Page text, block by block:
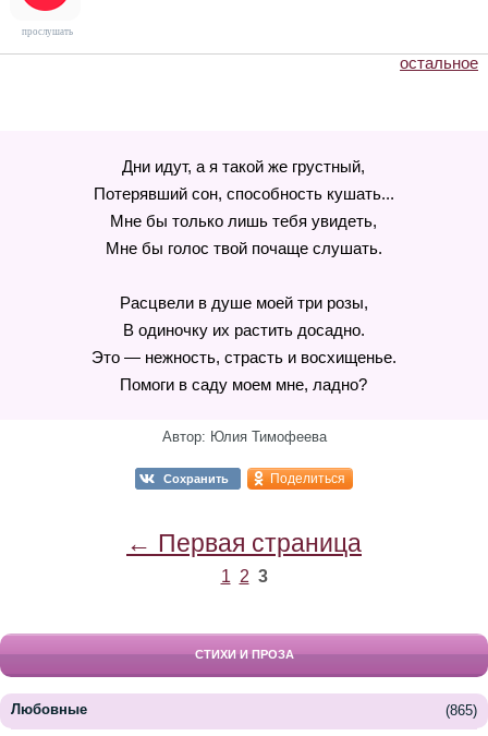
прослушать
остальное
Дни идут, а я такой же грустный,
Потерявший сон, способность кушать...
Мне бы только лишь тебя увидеть,
Мне бы голос твой почаще слушать.
Расцвели в душе моей три розы,
В одиночку их растить досадно.
Это — нежность, страсть и восхищенье.
Помоги в саду моем мне, ладно?
Автор: Юлия Тимофеева
Сохранить Поделиться
← Первая страница
1 2 3
СТИХИ И ПРОЗА
(865)
Любовные